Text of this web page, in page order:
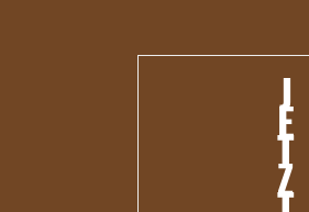
J
E
T
Z